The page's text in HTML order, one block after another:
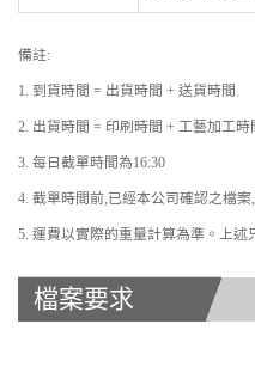
備註:
1. 到貨時間 = 出貨時間 + 送貨時間.
2. 出貨時間 = 印刷時間 + 工藝加工
3. 每日截單時間為16:30
4. 截單時間前,已經本公司確認之檔案
5. 運費以實際的重量計算為準。上述
檔案要求